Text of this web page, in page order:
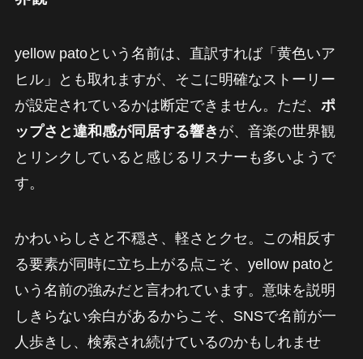
yellow patoという名前は、直訳すれば「黄色いア
ヒル」とも取れますが、そこに明確なストーリー
が設定されているかは断定できません。ただ、 ポ
ップさと違和感が同居する響き が、音楽の世界観
とリンクしていると感じるリスナーも多いようで
す。
かわいらしさと不穏さ、軽さとクセ。この相反す
る要素が同時に立ち上がる点こそ、yellow patoと
いう名前の強みだと言われています。意味を説明
しきらない余白があるからこそ、SNSで名前が一
人歩きし、検索され続けているのかもしれませ